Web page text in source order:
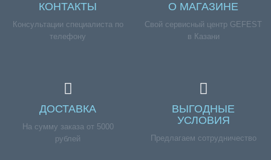
КОНТАКТЫ
Консультации специалиста по
телефону
О МАГАЗИНЕ
Свой сервисный центр GEFEST
в Казани
ДОСТАВКА
На сумму заказа от 5000
рублей
ВЫГОДНЫЕ
УСЛОВИЯ
Предлагаем сотрудничество